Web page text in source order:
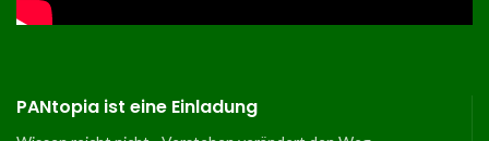
PANtopia ist eine Einladung